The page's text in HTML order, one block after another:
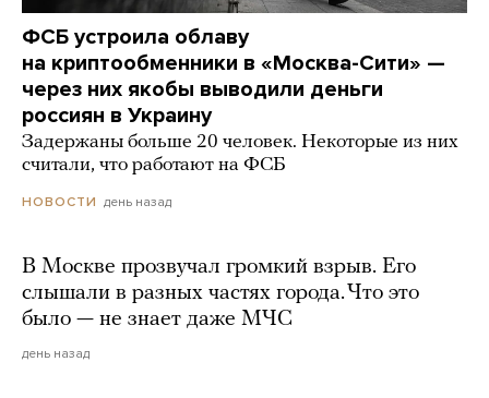
ФСБ устроила облаву
на криптообменники в «Москва-Сити» —
через них якобы выводили деньги
россиян в Украину
Задержаны больше 20 человек. Некоторые из них
считали, что работают на ФСБ
НОВОСТИ день назад
В Москве прозвучал громкий взрыв. Его
слышали в разных частях города. Что это
было — не знает даже МЧС
день назад